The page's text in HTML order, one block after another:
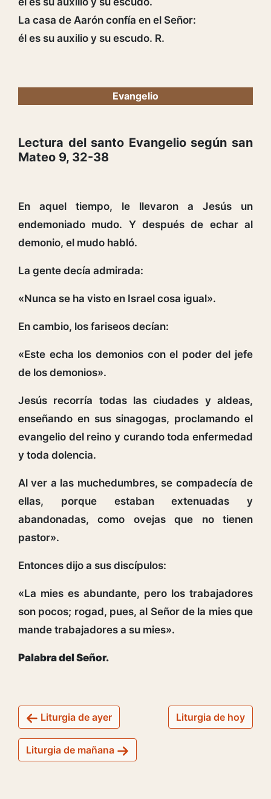
La casa de Aarón confía en el Señor:
él es su auxilio y su escudo. R.
Evangelio
Lectura del santo Evangelio según san
Mateo 9, 32-38
En aquel tiempo, le llevaron a Jesús un
endemoniado mudo. Y después de echar al
demonio, el mudo habló.
La gente decía admirada:
«Nunca se ha visto en Israel cosa igual».
En cambio, los fariseos decían:
«Este echa los demonios con el poder del jefe
de los demonios».
Jesús recorría todas las ciudades y aldeas,
enseñando en sus sinagogas, proclamando el
evangelio del reino y curando toda enfermedad
y toda dolencia.
Al ver a las muchedumbres, se compadecía de
ellas, porque estaban extenuadas y
abandonadas, como ovejas que no tienen
pastor».
Entonces dijo a sus discípulos:
«La mies es abundante, pero los trabajadores
son pocos; rogad, pues, al Señor de la mies que
mande trabajadores a su mies».
Palabra del Señor.
Liturgia de ayer Liturgia de hoy
Liturgia de mañana